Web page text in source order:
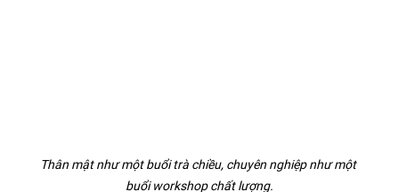
Thân mật như một buổi trà chiều, chuyên nghiệp như một
buổi workshop chất lượng.